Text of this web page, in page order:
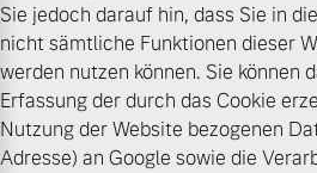
Sie jedoch darauf hin, dass Sie in
nicht sämtliche Funktionen dieser
werden nutzen können. Sie können
Erfassung der durch das Cookie
Nutzung der Website bezogenen
Adresse) an Google sowie die